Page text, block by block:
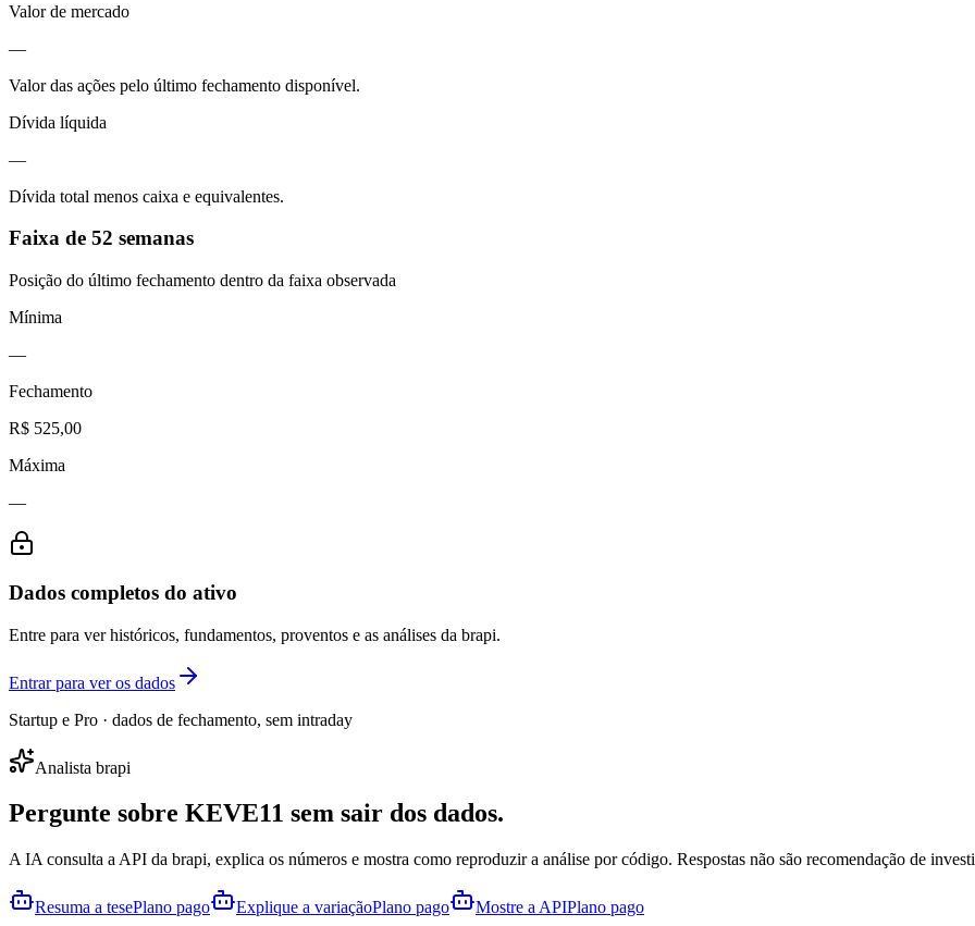
Valor de mercado
—
Valor das ações pelo último fechamento disponível.
Dívida líquida
—
Dívida total menos caixa e equivalentes.
Faixa de 52 semanas
Posição do último fechamento dentro da faixa observada
Mínima
—
Fechamento
R$ 525,00
Máxima
—
Dados completos do ativo
Entre para ver históricos, fundamentos, proventos e as análises da brapi.
Entrar para ver os dados
Startup e Pro · dados de fechamento, sem intraday
Analista brapi
Pergunte sobre KEVE11 sem sair dos dados.
A IA consulta a API da brapi, explica os números e mostra como reproduzir a análise por código. Respostas não são recomendação de
Resuma a tesePlano pago Explique a variaçãoPlano pago Mostre a APIPlano pago